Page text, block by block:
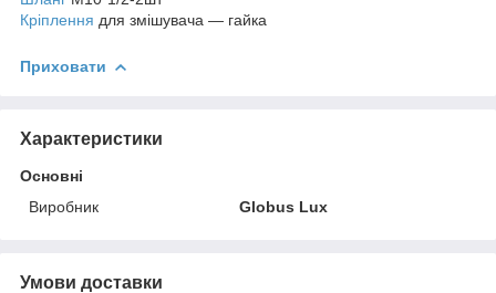
Кріплення для змішувача — гайка
Приховати
Характеристики
Основні
Виробник
Globus Lux
Умови доставки